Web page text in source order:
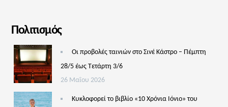
Πολιτισμός
Οι προβολές ταινιών στο Σινέ Κάστρο – Πέμπτη
28/5 έως Τετάρτη 3/6
26 Μαΐου 2026
Κυκλοφορεί το βιβλίο «10 Χρόνια Ιόνιο» του